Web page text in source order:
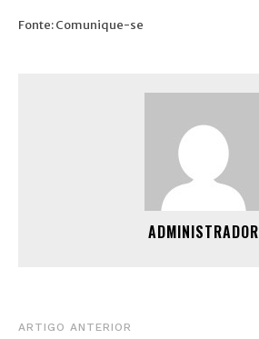
Fonte: Comunique-se
ADMINISTRADOR
ARTIGO ANTERIOR